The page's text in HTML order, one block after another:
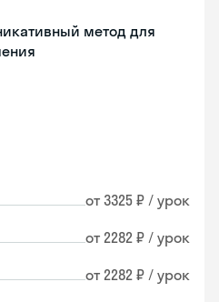
метод для
от 3325 ₽ / урок
от 2282 ₽ / урок
от 2282 ₽ / урок